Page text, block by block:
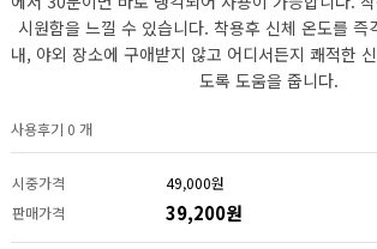
시원함을 느낄 수 있습니다. 착용후 신체 온도를 즉
내, 야외 장소에 구애받지 않고 어디서든지 쾌적한
도록 도움을 줍니다.
사용후기 0 개
시중가격
49,000원
판매가격
39,200원